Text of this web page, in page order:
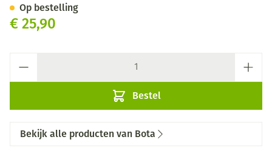
€ 25,90
Bestel
Op bestelling
Bekijk alle producten van Bota